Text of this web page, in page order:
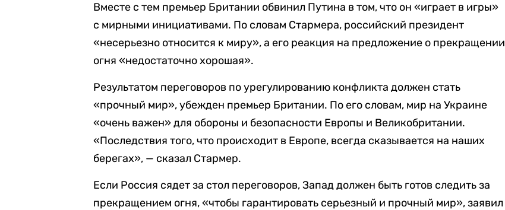
Вместе с тем премьер Британии обвинил Путина в том, что он «играет в игры»
с мирными инициативами. По словам Стармера, российский президент
«несерьезно относится к миру», а его реакция на предложение о прекращении
огня «недостаточно хорошая».
Результатом переговоров по урегулированию конфликта должен стать
«прочный мир», убежден премьер Британии. По его словам, мир на Украине
«очень важен» для обороны и безопасности Европы и Великобритании.
«Последствия того, что происходит в Европе, всегда сказывается на наших
берегах», — сказал Стармер.
Если Россия сядет за стол переговоров, Запад должен быть готов следить за
прекращением огня, «чтобы гарантировать серьезный и прочный мир», заявил